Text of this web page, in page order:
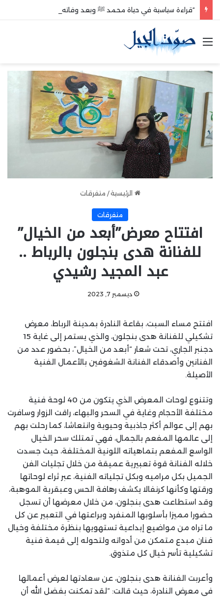
“قراءة سياسية في حياة محمد ﷺ وبعد وفاته”
القائمة
الرئيسية / متفرقات
متفرقات
افتتاح معرض”أبعد من الخيال”
للفنانة هدى بنجلون بالرباط ..
عبد المجيد رشيدي
ديسمبر 7, 2023
افتتح مساء السبت، بقاعة النادرة بمدينة الرباط، معرض
تشكيلي للفنانة هدى بنجلون، والذي يستمر إلى غاية 15
دجنبر الجاري، تحت شعار “أبعد من الخيال”، بحضور عدد من
الفنانين وأصدقاء الفنانة الشغوفين بالأعمال الفنية
الأصيلة.
وتتنوع لوحات المعرض الذي يتكون من 40 لوحة فنية
مختلفة الأحجام وغاية في السحر والبهاء، راقت الزوار وسافرت
بهم إلى عوالم أكثر جاذبية وحيوية وانتعاشا، كما رحلت بهم
إلى عالمها المفعم بالجمال، فهي تمتلك سحر الخيال
الواسع المفعم بتماهياته اللونية المختلفة، حيث جسدت
خلاله الفنانة قوة تعبيرية عميقة من خلال تجليات الفن
الجميل بكل مراميه وبكل تجلياته الفنية، عبر ثراء لوحاتها
ورقتها وكأنها كرنفالا يكشف رهافة الحس وعبقرية الموهبة،
وقد استطاعت هدى بنجلون، من خلال معرضها أن تسجل
حضورا مميزا بأسلوبها المنفرد وبراعتها في التعبير عن كل
ما تراه من مواضيع إبداعية تستهويها بنظرة مختلفة وخيال
فنان مبدع متمكن من أدواته ولتحوله إلى قيمة فنية
تشكيلية تأسر خيال كل متذوق.
وأعربت الفنانة هدى بنجلون، عن سعادتها لعرض أعمالها
في معرض النادرة، حيث قالت: “لقد تمكنت بفضل الله أن